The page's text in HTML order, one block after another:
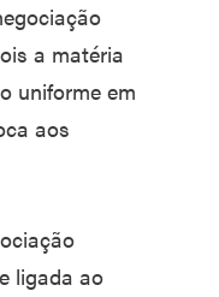
a matéria
uniforme em
aos
ligada ao